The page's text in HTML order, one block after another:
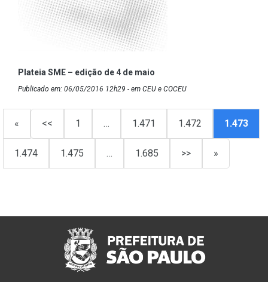
Plateia SME – edição de 4 de maio
Publicado em: 06/05/2016 12h29 - em CEU e COCEU
« << 1 … 1.471 1.472 1.473
1.474 1.475 … 1.685 >> »